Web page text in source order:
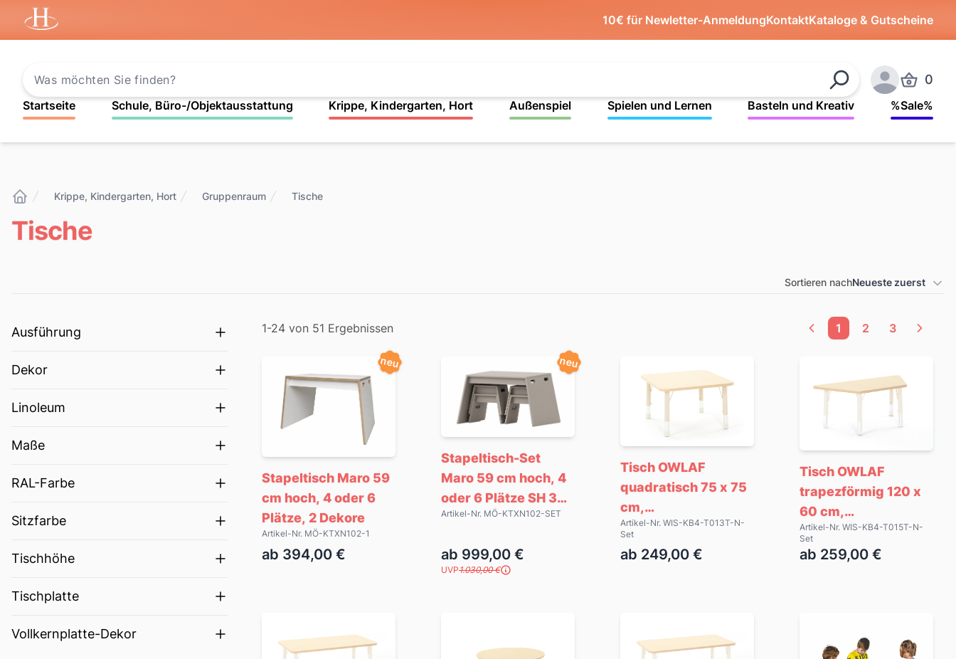
Startseite 10€ für Newletter-AnmeldungKontaktKataloge & Gutscheine
Suchen
Anmelden
Produkte
0
Startseite Schule, Büro-/Objektausstattung Krippe, Kindergarten, Hort Außenspiel Spielen und Lernen Basteln und Kreativ %Sale%
Krippe, Kindergarten, Hort Gruppenraum Tische
Tische
Produkt Sortierung
Sortieren nachNeueste zuerst
Filter
Ausführung
Dekor
Linoleum
Maße
RAL-Farbe
Sitzfarbe
Tischhöhe
Tischplatte
Vollkernplatte-Dekor
1-24 von 51 Ergebnissen 1 2 3
neu
Stapeltisch Maro 59
cm hoch, 4 oder 6
Plätze, 2 Dekore
Artikel-Nr. MÖ-KTXN102-1
ab 394,00 €
neu
Stapeltisch-Set
Maro 59 cm hoch, 4
oder 6 Plätze SH 35
cm, 2 Dekore
Artikel-Nr. MÖ-KTXN102-SET
ab 999,00 €
UVP1.030,00 €
Tisch OWLAF
quadratisch 75 x 75
cm,
höhenverstellbar,
beige
Artikel-Nr. WIS-KB4-T013T-N-
Set
ab 249,00 €
Tisch OWLAF
trapezförmig 120 x
60 cm,
höhenverstellbar,
beige
Artikel-Nr. WIS-KB4-T015T-N-
Set
ab 259,00 €